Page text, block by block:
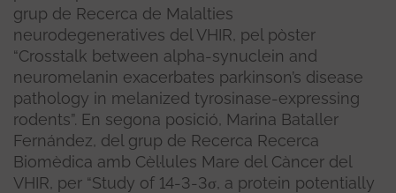
grup de Recerca de Malalties
neurodegeneratives del VHIR, pel pòster
“Crosstalk between alpha-synuclein and
neuromelanin exacerbates parkinson’s disease
pathology in melanized tyrosinase-expressing
rodents”. En segona posició, Marina Bataller
Fernández, del grup de Recerca Recerca
Biomèdica amb Cèl·lules Mare del Càncer del
VHIR, per “Study of 14-3-3σ, a protein potentially